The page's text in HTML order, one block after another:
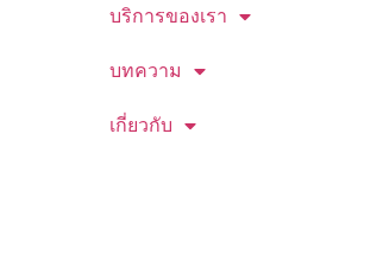
บริการของเรา
บทความ
เกี่ยวกับ